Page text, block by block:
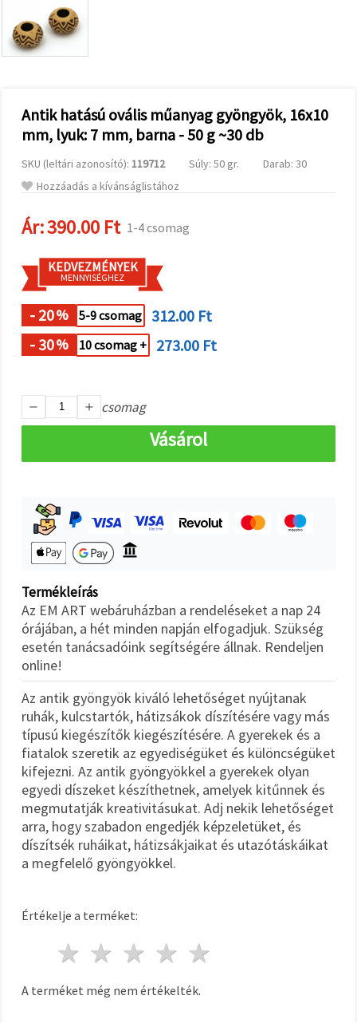
relevánsabb
tartalmat
és
hirdetéseket
analitikai és
marketingpartnereink
segítségével
Az "Összes
elfogadása"
gombra
elfogadhatja
az összes
Beállításokban
megadhatja
preferenciáit
az adott
típusú sütik
kiválasztásával
"Mentés"
Fogadja
mindet
Antik hatású ovális műanyag gyöngyök, 16x10
mm, lyuk: 7 mm, barna - 50 g ~30 db
SKU (leltári azonosító): 119712 Súly: 50 gr.
Darab: 30
Hozzáadás a kívánságlistához
Ár:390.00 Ft 1-4 csomag
KEDVEZMÉNYEK
MENNYISÉGHEZ
- 20% 5-9 csomag
312.00 Ft
- 30% 10 csomag + 273.00 Ft
csomag
Vásárol
Termékleírás
Az EM ART webáruházban a rendeléseket a nap 24
órájában, a hét minden napján elfogadjuk. Szükség
esetén tanácsadóink segítségére állnak. Rendeljen
online!
Az antik gyöngyök kiváló lehetőséget nyújtanak
ruhák, kulcstartók, hátizsákok díszítésére vagy más
típusú kiegészítők kiegészítésére. A gyerekek és a
fiatalok szeretik az egyediségüket és különcségüket
kifejezni. Az antik gyöngyökkel a gyerekek olyan
egyedi díszeket készíthetnek, amelyek kitűnnek és
megmutatják kreativitásukat. Adj nekik lehetőséget
arra, hogy szabadon engedjék képzeletüket, és
díszítsék ruháikat, hátizsákjaikat és utazótáskáikat
a megfelelő gyöngyökkel.
Értékelje a terméket:
4 csillagok
3 csillagok
2 csillagok
1 csillag
A terméket még nem értékelték.